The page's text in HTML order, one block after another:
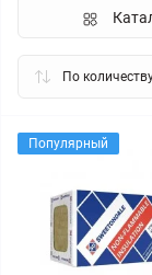
Популярный